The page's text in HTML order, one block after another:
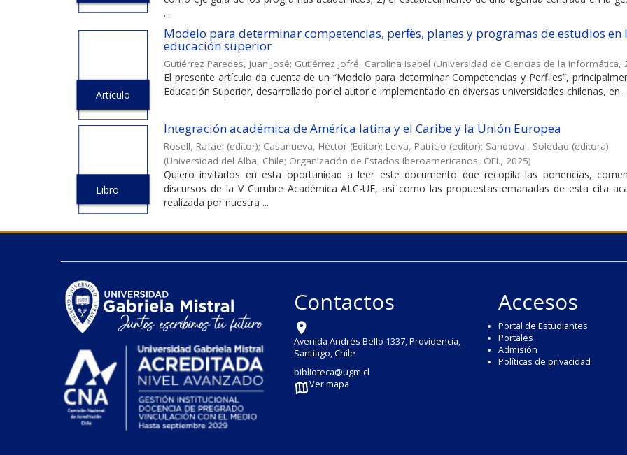
...
Artículo
Modelo para determinar competencias, perfiles, planes y programas de estudios en
educación superior
Gutiérrez Paredes, Juan José; Gutiérrez Jofré, Carolina Isabel (Universidad de Ciencias de la Informática,
El presente artículo da cuenta de un “Modelo para determinar Competencias y Perfiles”,
Educación Superior, desarrollado por el autor e implementado en diversas universidades chilenas, en
Libro
Integración académica de América latina y el Caribe y la Unión Europea
Rosell, Rafael (editor); Casanueva, Héctor (Editor); Leiva, Patricio (editor); Sandoval, Soledad (editora)
(Universidad del Alba, Chile; Organización de Estados Iberoamericanos, OEI., 2025)
Quiero invitarlos en esta oportunidad a leer este documento que recopila las ponencias,
discursos de la V Cumbre Académica ALC-UE, así como las propuestas emanadas de esta cita
realizada por nuestra ...
Contactos
Avenida Andrés Bello 1337, Providencia,
Santiago, Chile
biblioteca@ugm.cl
Ver mapa
Accesos
Portal de Estudiantes
Portales
Admisión
Políticas de privacidad